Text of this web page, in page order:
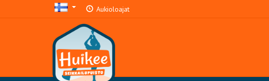
Aukioloajat